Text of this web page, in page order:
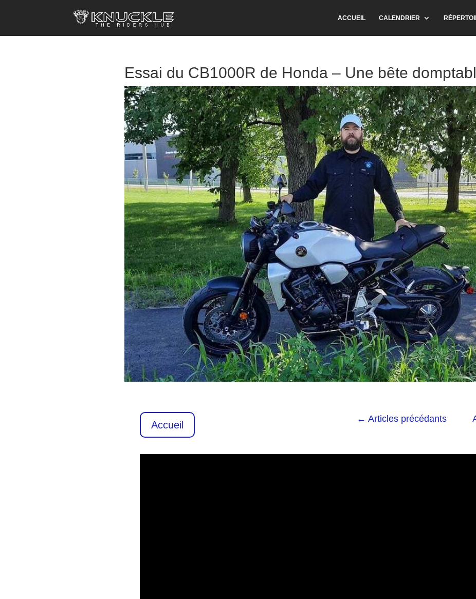
ACCUEIL CALENDRIER
Essai du CB1000R de Honda – Une bête
Accueil
← Articles précédants